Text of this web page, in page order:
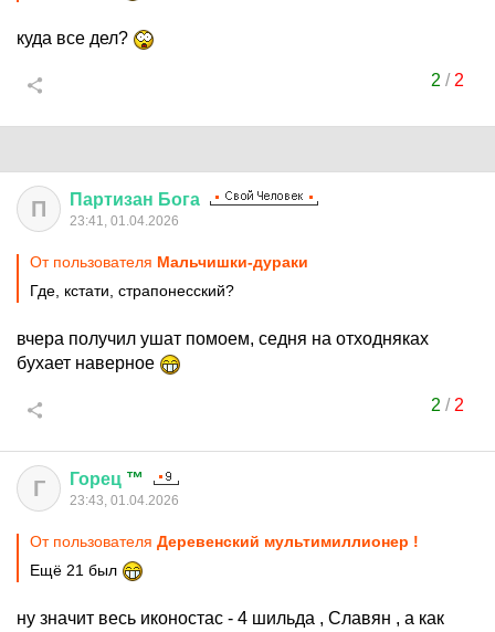
куда все дел?
2 / 2
П Партизан Бога
23:41, 01.04.2026
От пользователя Мальчишки-дураки
Где, кстати, страпонесский?
вчера получил ушат помоем, седня на отходняках
бухает наверное
2 / 2
Г Горец ™
23:43, 01.04.2026
От пользователя Деревенский мультимиллионер !
Ещё 21 был
ну значит весь иконостас - 4 шильда , Славян , а как